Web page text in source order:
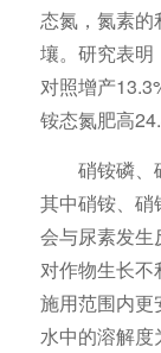
态氮，氮素的
壤。研究表明
对照增产
铵态氮肥高
硝铵磷、
其中硝铵、硝
会与尿素发生
对作物生长不
施用范围内
水中的溶解度